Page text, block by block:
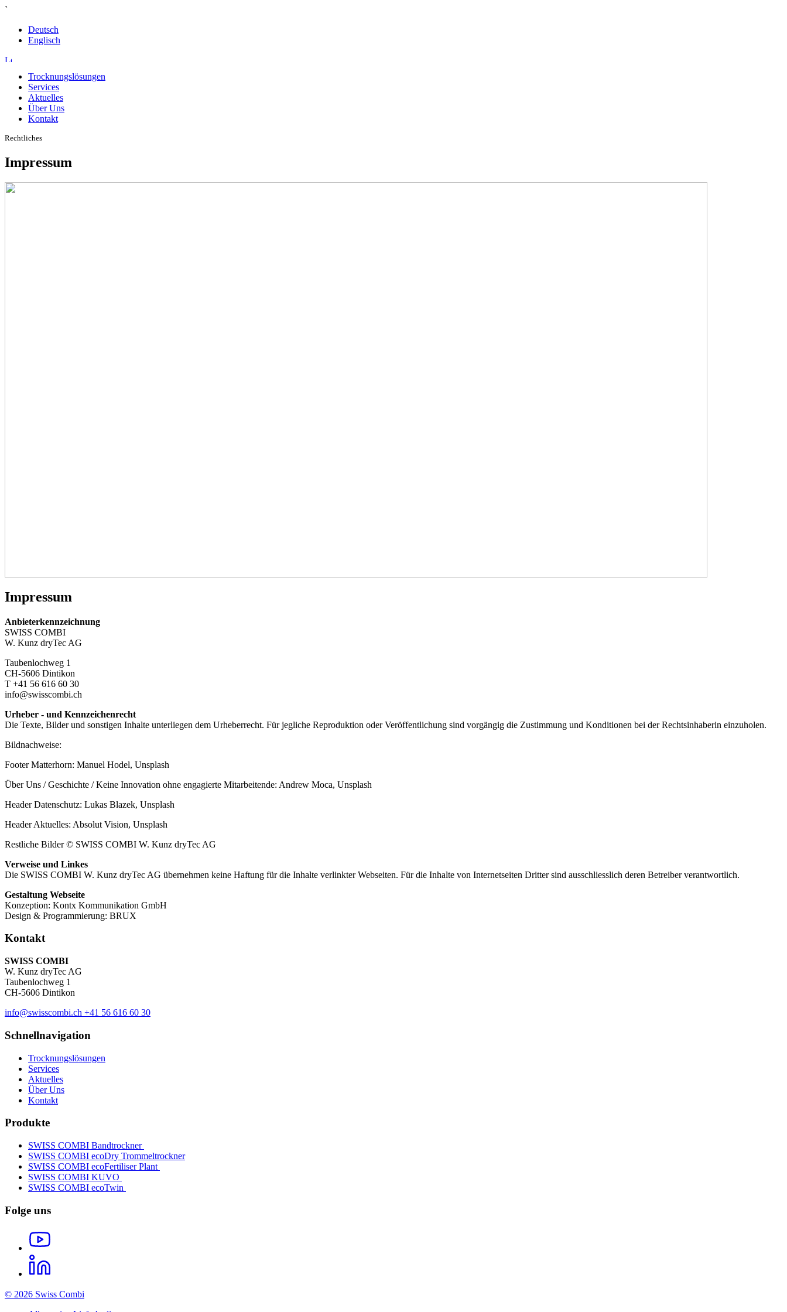
`
Deutsch
Englisch
Trocknungslösungen
Services
Aktuelles
Über Uns
Kontakt
Rechtliches
Impressum
Impressum
Anbieterkennzeichnung
SWISS COMBI
W. Kunz dryTec AG
Taubenlochweg 1
CH-5606 Dintikon
T +41 56 616 60 30
info@swisscombi.ch
Urheber - und Kennzeichenrecht
Die Texte, Bilder und sonstigen Inhalte unterliegen dem Urheberrecht. Für jegliche Reproduktion oder Veröffentlichung sind vorgängig die Zustimmung und Konditionen bei der Rechtsinhaberin einzuholen.
Bildnachweise:
Footer Matterhorn: Manuel Hodel, Unsplash
Über Uns / Geschichte / Keine Innovation ohne engagierte Mitarbeitende: Andrew Moca, Unsplash
Header Datenschutz: Lukas Blazek, Unsplash
Header Aktuelles: Absolut Vision, Unsplash
Restliche Bilder © SWISS COMBI W. Kunz dryTec AG
Verweise und Linkes
Die SWISS COMBI W. Kunz dryTec AG übernehmen keine Haftung für die Inhalte verlinkter Webseiten. Für die Inhalte von Internetseiten Dritter sind ausschliesslich deren Betreiber verantwortlich.
Gestaltung Webseite
Konzeption: Kontx Kommunikation GmbH
Design & Programmierung: BRUX
Kontakt
SWISS COMBI
W. Kunz dryTec AG
Taubenlochweg 1
CH-5606 Dintikon
info@swisscombi.ch +41 56 616 60 30
Schnellnavigation
Trocknungslösungen
Services
Aktuelles
Über Uns
Kontakt
Produkte
SWISS COMBI Bandtrockner
SWISS COMBI ecoDry Trommeltrockner
SWISS COMBI ecoFertiliser Plant
SWISS COMBI KUVO
SWISS COMBI ecoTwin
Folge uns
© 2026 Swiss Combi